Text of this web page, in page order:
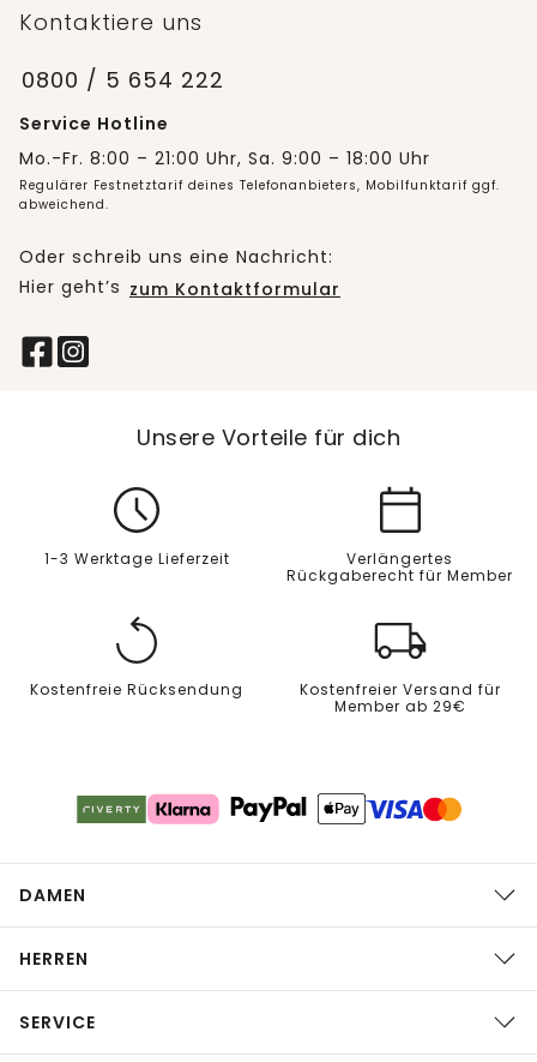
Kontaktiere uns
0800 / 5 654 222
Service Hotline
Mo.-Fr. 8:00 – 21:00 Uhr, Sa. 9:00 – 18:00 Uhr
Regulärer Festnetztarif deines Telefonanbieters, Mobilfunktarif ggf.
abweichend.
Oder schreib uns eine Nachricht:
Hier geht’s zum Kontaktformular
Unsere Vorteile für dich
1-3 Werktage Lieferzeit
Verlängertes
Rückgaberecht für Member
Kostenfreie Rücksendung
Kostenfreier Versand für
Member ab 29€
DAMEN
HERREN
SERVICE